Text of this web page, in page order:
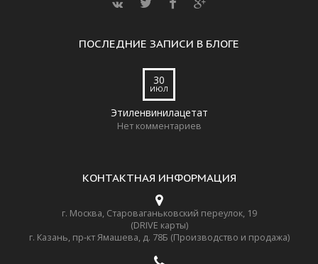
ПОСЛЕДНИЕ ЗАПИСИ В БЛОГЕ
30
ИЮЛ
Этиленвинилацетат
Нет комментариев
КОНТАКТНАЯ ИНФОРМАЦИЯ
г. Москва, Староваганьковский переулок, 19
(DRIVE карты)
г. Казань, пр-кт Ямашева, д. 78Б (Производство и продажа)